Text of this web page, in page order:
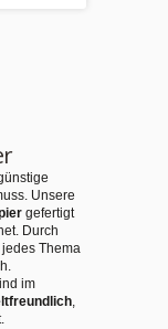
Unsere
gefertigt
Durch
Thema
im
,